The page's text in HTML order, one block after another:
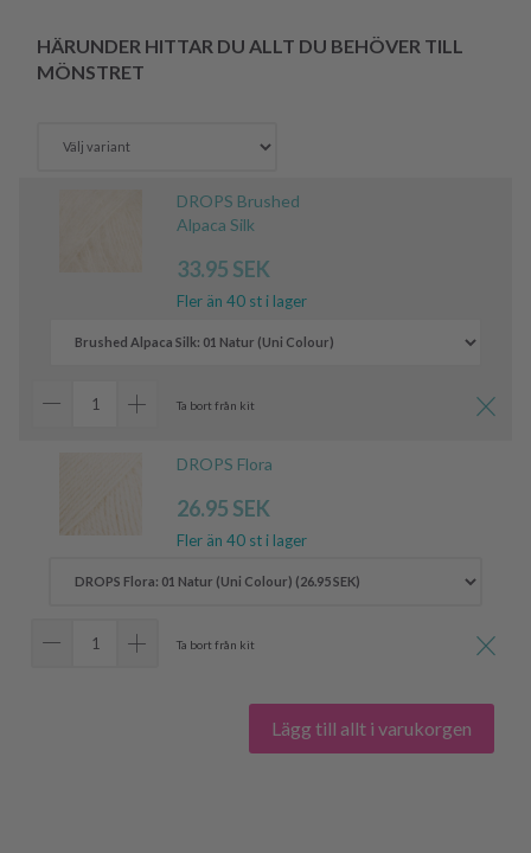
HÄRUNDER HITTAR DU ALLT DU BEHÖVER TILL
MÖNSTRET
DROPS Brushed
Alpaca Silk
33.95 SEK
Fler än 40 st i lager
Ta bort från kit
DROPS Flora
26.95 SEK
Fler än 40 st i lager
Ta bort från kit
Lägg till allt i varukorgen